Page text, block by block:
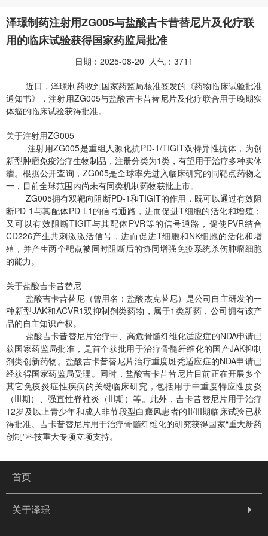
泽璟制药注射用ZG005与盐酸吉卡昔替尼片及化疗联
用的临床试验获得国家药监局批准
日期：2025-08-20 人气：3711
近日，泽璟制药收到国家药监局核准签发的《药物临床试验批准
通知书》，注射用ZG005与盐酸吉卡昔替尼片及化疗联合用于晚期实
体瘤的临床试验获得批准。
关于注射用ZG005
注射用ZG005是重组人源化抗PD-1/TIGIT双特异性抗体，为创
新型肿瘤免疫治疗生物制品，注册分类为1类，有望用于治疗多种实体
瘤。根据公开查询，ZG005是全球率先进入临床研究的同靶点药物之
一，目前全球范围内尚未有同类机制药物获批上市。
ZG005拥有双靶向阻断PD-1和TIGIT的作用，既可以通过有效阻
断PD-1与其配体PD-L1的信号通路，进而促进T细胞的活化和增殖；
又可以有效阻断TIGIT与其配体PVR等的信号通路，促使PVR结合
CD226产生共刺激激活信号，进而促进T细胞和NK细胞的活化和增
殖，并产生两个靶点被同时阻断后的协同增强免疫系统杀伤肿瘤细胞
的能力。
关于盐酸吉卡昔替尼
盐酸吉卡昔替尼（曾用名：盐酸杰克替尼）是公司自主研发的一
种新型JAK和ACVR1双抑制剂类药物，属于1类新药，公司拥有该产
品的自主知识产权。
盐酸吉卡昔替尼片治疗中、高危骨髓纤维化适应症的NDA申请已
获国家药监局批准，是首个获批用于治疗骨髓纤维化的国产JAK抑制
剂类创新药物。盐酸吉卡昔替尼片治疗重度斑秃适应症的NDA申请已
经获得国家药监局受理。同时，盐酸吉卡昔替尼片目前正在开展多个
其它免疫炎症性疾病的关键临床研究，包括用于中重度特应性皮炎
（III期）、强直性脊柱炎（III期）等。此外，吉卡昔替尼片用于治疗
12岁及以上青少年和成人非节段型白癜风患者的II/III期临床试验已获
得批准。吉卡昔替尼片用于治疗骨髓纤维化的研究获得国家“重大新药
创制”科技重大专项立项支持。
首页
关于泽璟